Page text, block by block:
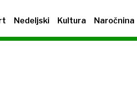
Nedeljski Kultura Naročnina